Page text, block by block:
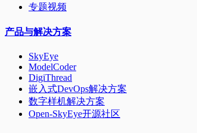
专题视频
产品与解决方案
SkyEye
ModelCoder
DigiThread
嵌入式DevOps解决方案
数字样机解决方案
Open-SkyEye开源社区